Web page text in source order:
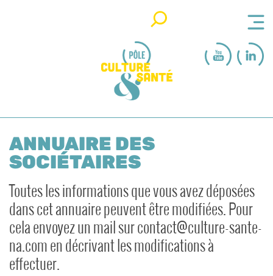
ANNUAIRE DES
SOCIÉTAIRES
Toutes les informations que vous avez déposées
dans cet annuaire peuvent être modifiées. Pour
cela envoyez un mail sur contact@culture-sante-
na.com en décrivant les modifications à
effectuer.